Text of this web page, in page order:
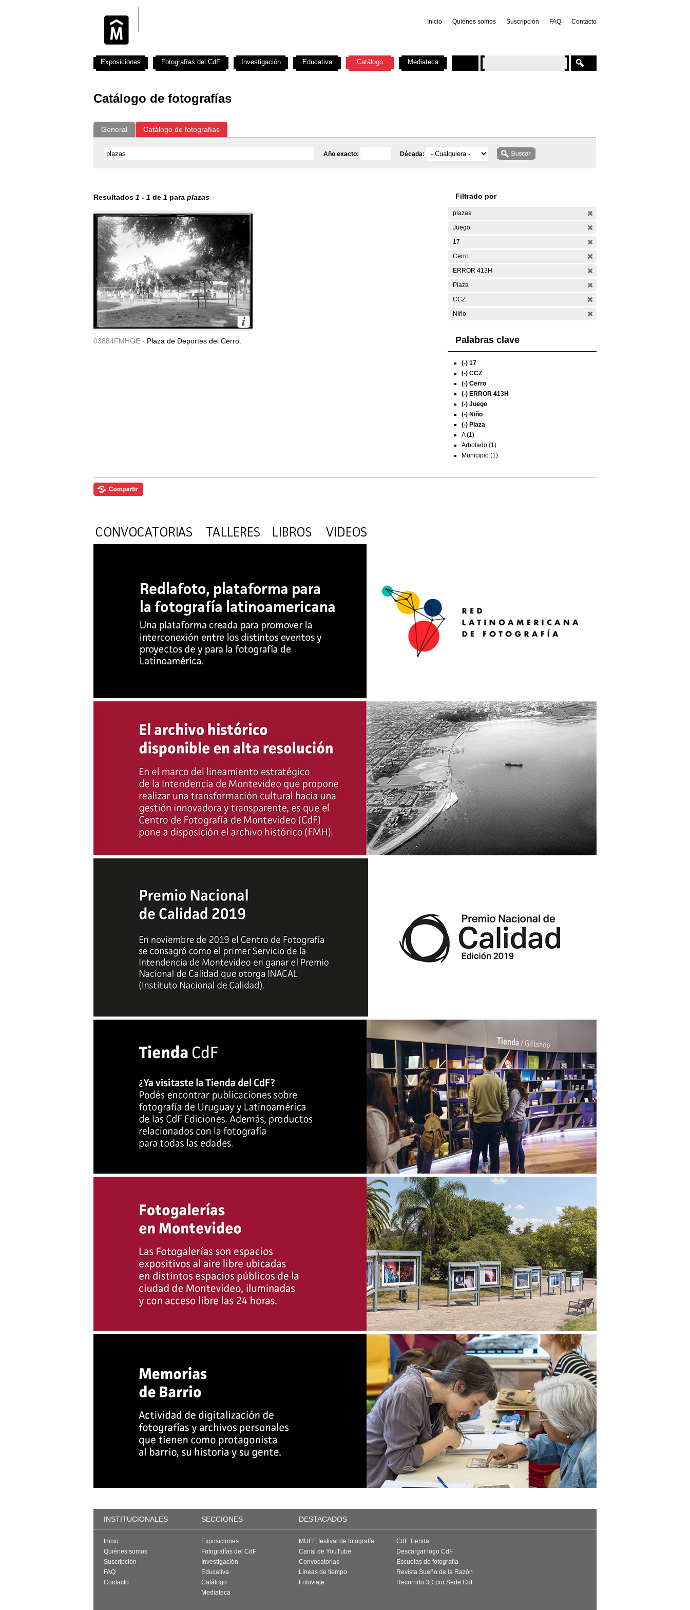
Inicio Quiénes somos Suscripción FAQ Contacto
Catálogo de fotografías
General Catálogo de fotografías
Año exacto: Década:
Resultados 1 - 1 de 1 para plazas
03884FMHGE - Plaza de Deportes del Cerro.
Filtrado por
plazas
Juego
17
Cerro
ERROR 413H
Plaza
CCZ
Niño
Palabras clave
(-) 17
(-) CCZ
(-) Cerro
(-) ERROR 413H
(-) Juego
(-) Niño
(-) Plaza
A (1)
Arbolado (1)
Municipio (1)
Exposiciones Fotografías del CdF Investigación Educativa Catálogo Mediateca
INSTITUCIONALES SECCIONES DESTACADOS
Inicio
Quiénes somos
Suscripción
FAQ
Contacto
Exposiciones
Fotografías del CdF
Investigación
Educativa
Catálogo
Mediateca
MUFF, festival de fotografía
Canal de YouTube
Convocatorias
Líneas de tiempo
Fotoviaje
CdF Tienda
Descargar logo CdF
Escuelas de fotografía
Revista Sueño de la Razón
Recorrido 3D por Sede CdF